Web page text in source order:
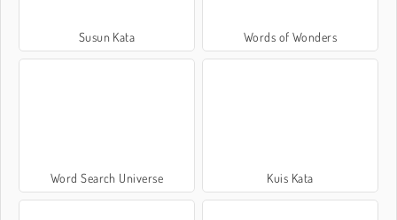
Susun Kata Words of Wonders
Word Search Universe Kuis Kata